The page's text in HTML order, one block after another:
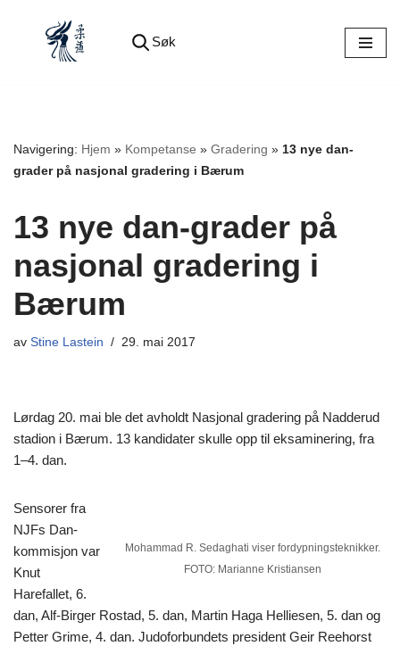
Søk
Navigering: Hjem » Kompetanse » Gradering » 13 nye dan-
grader på nasjonal gradering i Bærum
13 nye dan-grader på
nasjonal gradering i
Bærum
av Stine Lastein 29. mai 2017
Lørdag 20. mai ble det avholdt Nasjonal gradering på Nadderud
stadion i Bærum. 13 kandidater skulle opp til eksaminering, fra
1–4. dan.
Mohammad R. Sedaghati viser fordypningsteknikker.
FOTO: Marianne Kristiansen
Sensorer fra
NJFs Dan-
kommisjon var
Knut
Harefallet, 6.
dan, Alf-Birger Rostad, 5. dan, Martin Haga Helliesen, 5. dan og
Petter Grime, 4. dan. Judoforbundets president Geir Reehorst